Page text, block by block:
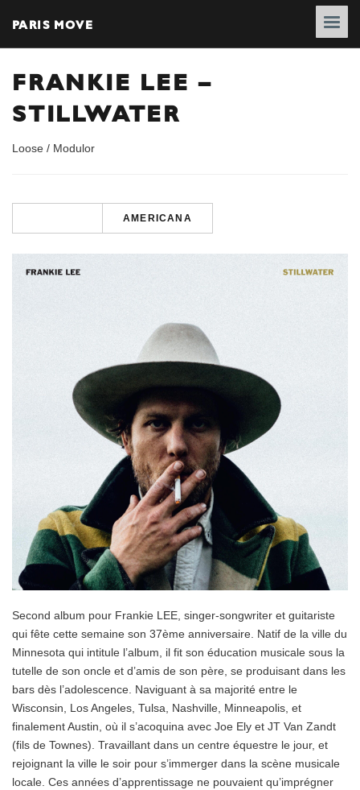
PARIS MOVE
FRANKIE LEE –
STILLWATER
Loose / Modulor
AMERICANA
Second album pour Frankie LEE, singer-songwriter et guitariste
qui fête cette semaine son 37ème anniversaire. Natif de la ville du
Minnesota qui intitule l’album, il fit son éducation musicale sous la
tutelle de son oncle et d’amis de son père, se produisant dans les
bars dès l’adolescence. Naviguant à sa majorité entre le
Wisconsin, Los Angeles, Tulsa, Nashville, Minneapolis, et
finalement Austin, où il s’acoquina avec Joe Ely et JT Van Zandt
(fils de Townes). Travaillant dans un centre équestre le jour, et
rejoignant la ville le soir pour s’immerger dans la scène musicale
locale. Ces années d’apprentissage ne pouvaient qu’imprégner